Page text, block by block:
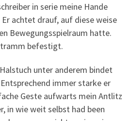
in serie meine Hande
achtet drauf, auf diese weise
Bewegungsspielraum hatte.
befestigt.
unter anderem bindet
immer starke er
Geste aufwarts mein Antlitz
in wie weit selbst had been